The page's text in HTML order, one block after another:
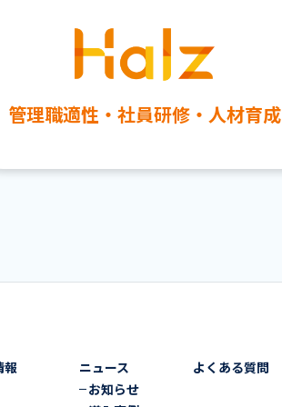
管理職適性・社員研修・人材育成
報
ニュース
お知らせ
よくある質問